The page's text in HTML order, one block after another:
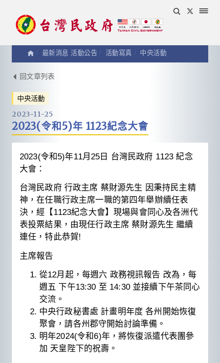
最新消息 活動公告 活動寫真 中央活動
活
動
寫
真
回文章列表
中央活動
2023-11-25
2023(令和5)年 1123紀念大會
2023(令和5)年11月25日 台灣民政府 1123 紀念
大會：
台灣民政府 行政主席 蔡財源先生 因秉持民主精
神，在任職行政主席一職的第四年舉辦續任表
決，經【1123紀念大會】現場與會同心及各洲代
表投票結果，由現任行政主席 蔡財源先生 繼續
連任，特此恭賀!
主席報告
從12月起，每週六 政務視訊報告 改為，每
週五 下午13:30 至 14:30 並接續下午茶同心
交流。
中央行政秘書處 計畫明年度 各州開始恢復
聚會，請各州郡守開始討論準備。
明年2024(令和6)年，將恢復派遣代表團參
加 天皇陛下的祝壽。